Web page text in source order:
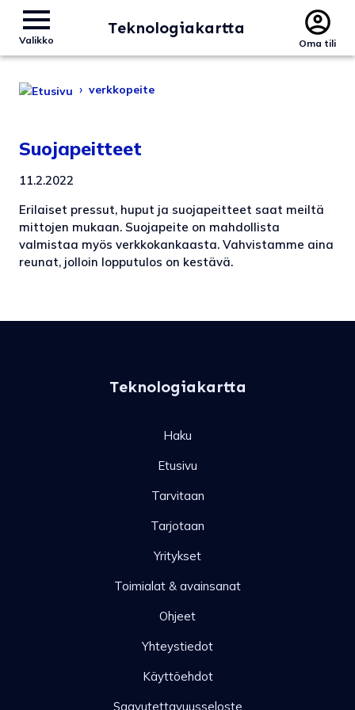
Valikko
Teknologiakartta
Oma tili
› verkkopeite
Suojapeitteet
11.2.2022
Erilaiset pressut, huput ja suojapeitteet saat meiltä
mittojen mukaan. Suojapeite on mahdollista
valmistaa myös verkkokankaasta. Vahvistamme aina
reunat, jolloin lopputulos on kestävä.
Teknologiakartta
Haku
Etusivu
Tarvitaan
Tarjotaan
Yritykset
Toimialat & avainsanat
Ohjeet
Yhteystiedot
Käyttöehdot
Saavutettavuusseloste